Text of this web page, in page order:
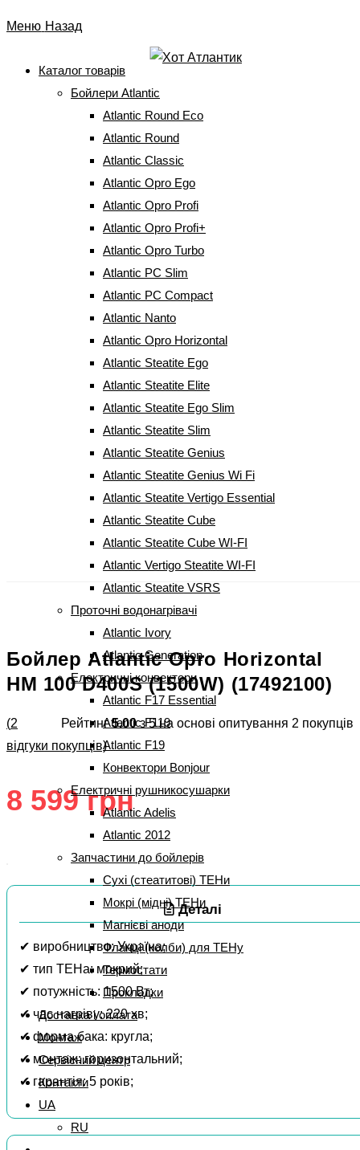
Меню Назад
Каталог товарів
Бойлери Atlantic
Atlantic Round Eco
Atlantic Round
Atlantic Classic
Atlantic Opro Ego
Atlantic Opro Profi
Atlantic Opro Profi+
Atlantic Opro Turbo
Atlantic PC Slim
Atlantic PC Compact
Atlantic Nanto
Atlantic Opro Horizontal
Atlantic Steatite Ego
Atlantic Steatite Elite
Atlantic Steatite Ego Slim
Atlantic Steatite Slim
Atlantic Steatite Genius
Atlantic Steatite Genius Wi Fi
Atlantic Steatite Vertigo Essential
Atlantic Steatite Cube
Atlantic Steatite Cube WI-FI
Atlantic Vertigo Steatite WI-FI
Atlantic Steatite VSRS
Проточні водонагрівачі
Atlantic Ivory
Atlantic Generation
Електричні конвектори
Atlantic F17 Essential
Atlantic F119
Atlantic F19
Конвектори Bonjour
Електричні рушникосушарки
Atlantic Adelis
Atlantic 2012
Запчастини до бойлерів
Сухі (стеатитові) ТЕНи
Мокрі (мідні) ТЕНи
Магнієві аноди
Фланці (колби) для ТЕНу
Термостати
Прокладки
Доставка і оплата
Монтаж
Сервісний центр
Контакти
UA
RU
Бойлер Atlantic Opro
Horizontal HM 100 D400S
(1500W) (17492100)
Atlantic Opro Horizontal HM 100 D400S (1500W) (17492100)
Бойлер Atlantic Opro Horizontal
HM 100 D400S (1500W) (17492100)
Рейтинг5.00з 5 на основі опитування 2 покупців
(2
відгуки покупців)
8 599грн
Деталі
✔ виробництво: Україна;
✔ тип ТЕНа: мокрий;
✔ потужність: 1500 Вт;
✔ час нагріву: 220 хв;
✔ форма бака: кругла;
✔ монтаж: горизонтальний;
✔ гарантія: 5 років;